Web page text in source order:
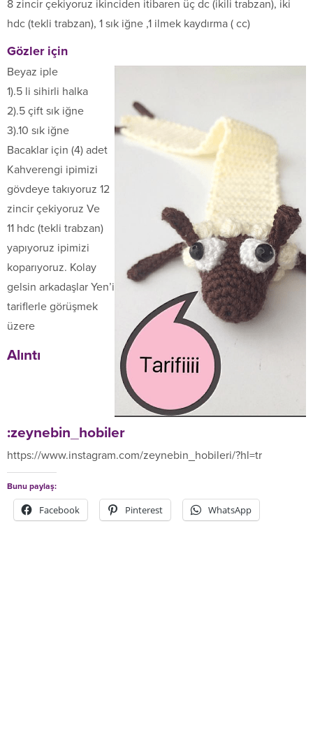
8 zincir çekiyoruz ikinciden itibaren üç dc (ikili trabzan), iki
hdc (tekli trabzan), 1 sık iğne ,1 ilmek kaydırma ( cc)
Gözler için
Beyaz iple
1).5 li sihirli halka
2).5 çift sık iğne
3).10 sık iğne
Bacaklar için (4) adet
Kahverengi ipimizi
gövdeye takıyoruz 12
zincir çekiyoruz Ve
11 hdc (tekli trabzan)
yapıyoruz ipimizi
koparıyoruz. Kolay
gelsin arkadaşlar Yen’i
tariflerle görüşmek
üzere
Alıntı
:zeynebin_hobiler
https://www.instagram.com/zeynebin_hobileri/?hl=tr
Bunu paylaş:
Facebook Pinterest WhatsApp